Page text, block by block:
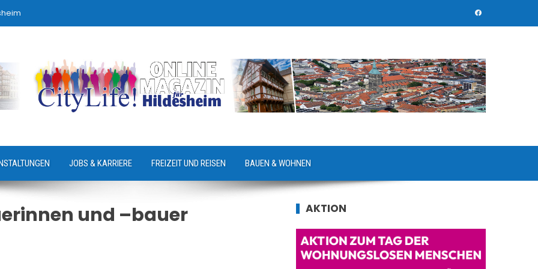
JOBS & KARRIERE FREIZEIT UND REISEN BAUEN & WOHNEN
und –bauer
AKTION